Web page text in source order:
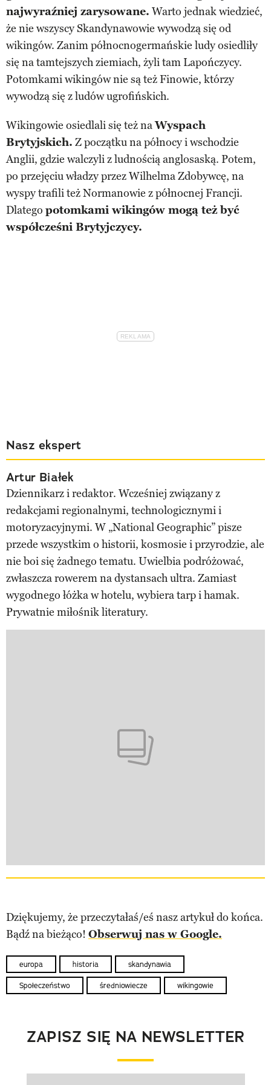
najwyraźniej zarysowane. Warto jednak wiedzieć,
że nie wszyscy Skandynawowie wywodzą się od
wikingów. Zanim północnogermańskie ludy osiedliły
się na tamtejszych ziemiach, żyli tam Lapończycy.
Potomkami wikingów nie są też Finowie, którzy
wywodzą się z ludów ugrofińskich.
Wikingowie osiedlali się też naWyspach
Brytyjskich. Z początku na północy i wschodzie
Anglii, gdzie walczyli z ludnością anglosaską. Potem,
po przejęciu władzy przez Wilhelma Zdobywcę, na
wyspy trafili też Normanowie z północnej Francji.
Dlatego potomkami wikingów mogą też być
współcześni Brytyjczycy.
Nasz ekspert
Artur Białek
Dziennikarz i redaktor. Wcześniej związany z
redakcjami regionalnymi, technologicznymi i
motoryzacyjnymi. W „National Geographic” pisze
przede wszystkim o historii, kosmosie i przyrodzie, ale
nie boi się żadnego tematu. Uwielbia podróżować,
zwłaszcza rowerem na dystansach ultra. Zamiast
wygodnego łóżka w hotelu, wybiera tarp i hamak.
Prywatnie miłośnik literatury.
Dziękujemy, że przeczytałaś/eś nasz artykuł do końca.
Bądź na bieżąco! Obserwuj nas w Google.
europa historia skandynawia
Społeczeństwo średniowiecze wikingowie
ZAPISZ SIĘ NA NEWSLETTER